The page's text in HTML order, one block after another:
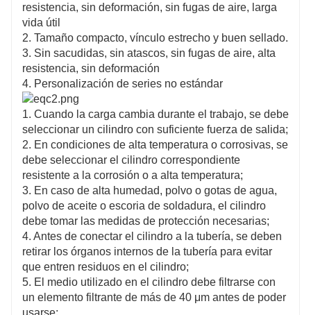
resistencia, sin deformación, sin fugas de aire, larga
vida útil
2. Tamaño compacto, vínculo estrecho y buen sellado.
3. Sin sacudidas, sin atascos, sin fugas de aire, alta
resistencia, sin deformación
4. Personalización de series no estándar
1. Cuando la carga cambia durante el trabajo, se debe
seleccionar un cilindro con suficiente fuerza de salida;
2. En condiciones de alta temperatura o corrosivas, se
debe seleccionar el cilindro correspondiente
resistente a la corrosión o a alta temperatura;
3. En caso de alta humedad, polvo o gotas de agua,
polvo de aceite o escoria de soldadura, el cilindro
debe tomar las medidas de protección necesarias;
4. Antes de conectar el cilindro a la tubería, se deben
retirar los órganos internos de la tubería para evitar
que entren residuos en el cilindro;
5. El medio utilizado en el cilindro debe filtrarse con
un elemento filtrante de más de 40 μm antes de poder